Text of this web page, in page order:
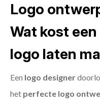
Logo
Wat kost
logo laten
Een logo designer
het perfecte logo